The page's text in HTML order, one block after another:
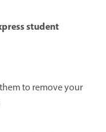
student
to remove your